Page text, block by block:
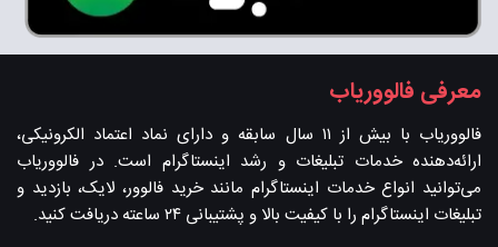
معرفی فالووریاب
فالووریاب با بیش از ۱۱ سال سابقه و دارای نماد اعتماد الکرونیکی،
ارائه‌دهنده خدمات تبلیغات و رشد اینستاگرام است. در فالووریاب
می‌توانید انواع خدمات اینستاگرام مانند خرید فالوور، لایک، بازدید و
تبلیغات اینستاگرام را با کیفیت بالا و پشتیبانی ۲۴ ساعته دریافت کنید.